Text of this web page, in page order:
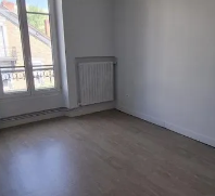
SUR ORGE 91
2, 3 pièces
à louer
€
le site dédié